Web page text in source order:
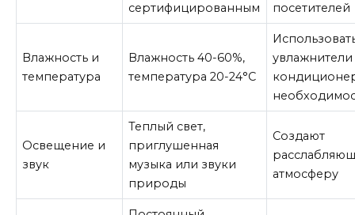
сертифицированным
посетителей
Влажность и
температура
Влажность 40-60%,
температура 20-24°C
Освещение и
звук
Теплый свет,
приглушенная
музыка или звуки
природы
Создают
атмосферу